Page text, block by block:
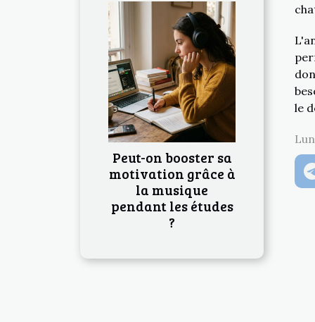
Peut-on booster sa
motivation grâce à
la musique
pendant les études
?
le